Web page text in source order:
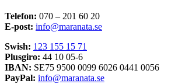
Telefon: 070 – 201 60 20
E-post: info@maranata.se
Swish: 123 155 15 71
Plusgiro: 44 10 05-6
IBAN: SE75 9500 0099 6026 0441 0056
PayPal: info@maranata.se